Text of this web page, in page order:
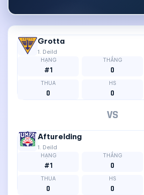
Grotta
1. Deild
HẠNG
#1
THẮNG
0
THUA
0
HS
0
VS
Afturelding
1. Deild
HẠNG
#1
THẮNG
0
THUA
0
HS
0